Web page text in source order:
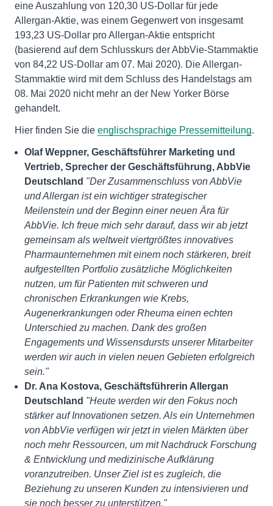
eine Auszahlung von 120,30 US-Dollar für jede
Allergan-Aktie, was einem Gegenwert von insgesamt
193,23 US-Dollar pro Allergan-Aktie entspricht
(basierend auf dem Schlusskurs der AbbVie-Stammaktie
von 84,22 US-Dollar am 07. Mai 2020). Die Allergan-
Stammaktie wird mit dem Schluss des Handelstags am
08. Mai 2020 nicht mehr an der New Yorker Börse
gehandelt.
Hier finden Sie die englischsprachige Pressemitteilung.
Olaf Weppner, Geschäftsführer Marketing und
Vertrieb, Sprecher der Geschäftsführung, AbbVie
Deutschland "Der Zusammenschluss von AbbVie
und Allergan ist ein wichtiger strategischer
Meilenstein und der Beginn einer neuen Ära für
AbbVie. Ich freue mich sehr darauf, dass wir ab jetzt
gemeinsam als weltweit viertgrößtes innovatives
Pharmaunternehmen mit einem noch stärkeren, breit
aufgestellten Portfolio zusätzliche Möglichkeiten
nutzen, um für Patienten mit schweren und
chronischen Erkrankungen wie Krebs,
Augenerkrankungen oder Rheuma einen echten
Unterschied zu machen. Dank des großen
Engagements und Wissensdursts unserer Mitarbeiter
werden wir auch in vielen neuen Gebieten erfolgreich
sein."
Dr. Ana Kostova, Geschäftsführerin Allergan
Deutschland "Heute werden wir den Fokus noch
stärker auf Innovationen setzen. Als ein Unternehmen
von AbbVie verfügen wir jetzt in vielen Märkten über
noch mehr Ressourcen, um mit Nachdruck Forschung
& Entwicklung und medizinische Aufklärung
voranzutreiben. Unser Ziel ist es zugleich, die
Beziehung zu unseren Kunden zu intensivieren und
sie noch besser zu unterstützen."